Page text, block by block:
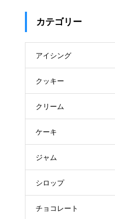
カテゴリー
アイシング
クッキー
クリーム
ケーキ
ジャム
シロップ
チョコレート